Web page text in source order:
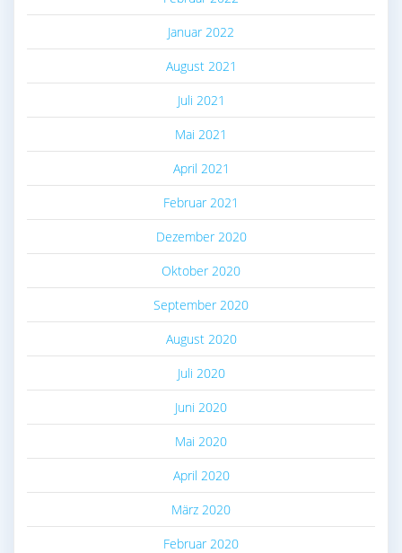
Januar 2022
August 2021
Juli 2021
Mai 2021
April 2021
Februar 2021
Dezember 2020
Oktober 2020
September 2020
August 2020
Juli 2020
Juni 2020
Mai 2020
April 2020
März 2020
Februar 2020